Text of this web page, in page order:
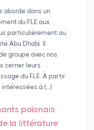
aborde dans un
du FLE aux
particulièrement au
Abu Dhabi. Il
groupe avec nos
cerner leurs
du FLE. À partir
à (…)
polonais
la littérature